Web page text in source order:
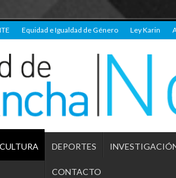
Equidad e Igualdad de Género Ley Karin
CULTURA DEPORTES
CONTACTO